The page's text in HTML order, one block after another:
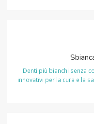
Denti più bianchi senza
innovativi per la cura e la